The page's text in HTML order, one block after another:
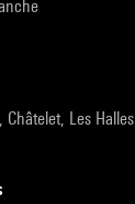
Châtelet, Les Halles